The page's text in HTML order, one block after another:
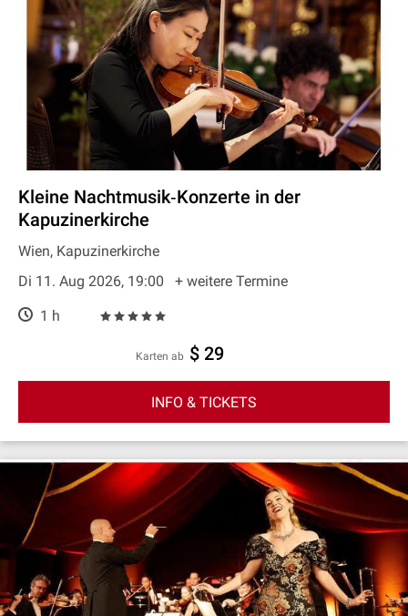
Kleine Nachtmusik‐Konzerte in der
Kapuzinerkirche
Wien, Kapuzinerkirche
Di 11. Aug 2026, 19:00
+ weitere Termine
1 h
Karten ab $ 29
INFO & TICKETS